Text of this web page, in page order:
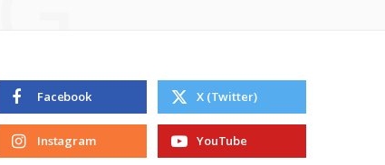
Facebook X (Twitter)
Instagram YouTube